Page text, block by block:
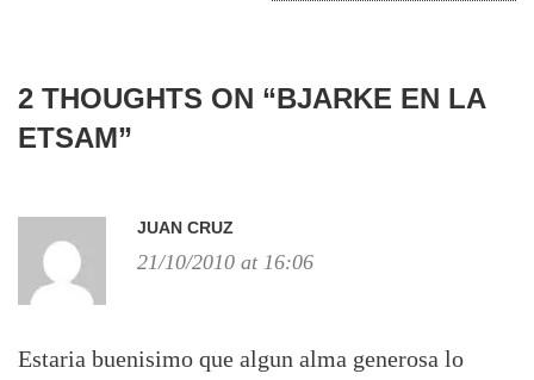
2 THOUGHTS ON “BJARKE EN LA
ETSAM”
JUAN CRUZ
21/10/2010 at 16:06
Estaria buenisimo que algun alma generosa lo